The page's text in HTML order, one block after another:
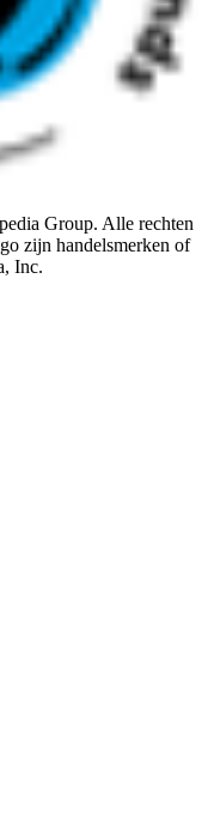
Group. Alle rechten
zijn handelsmerken of
Inc.